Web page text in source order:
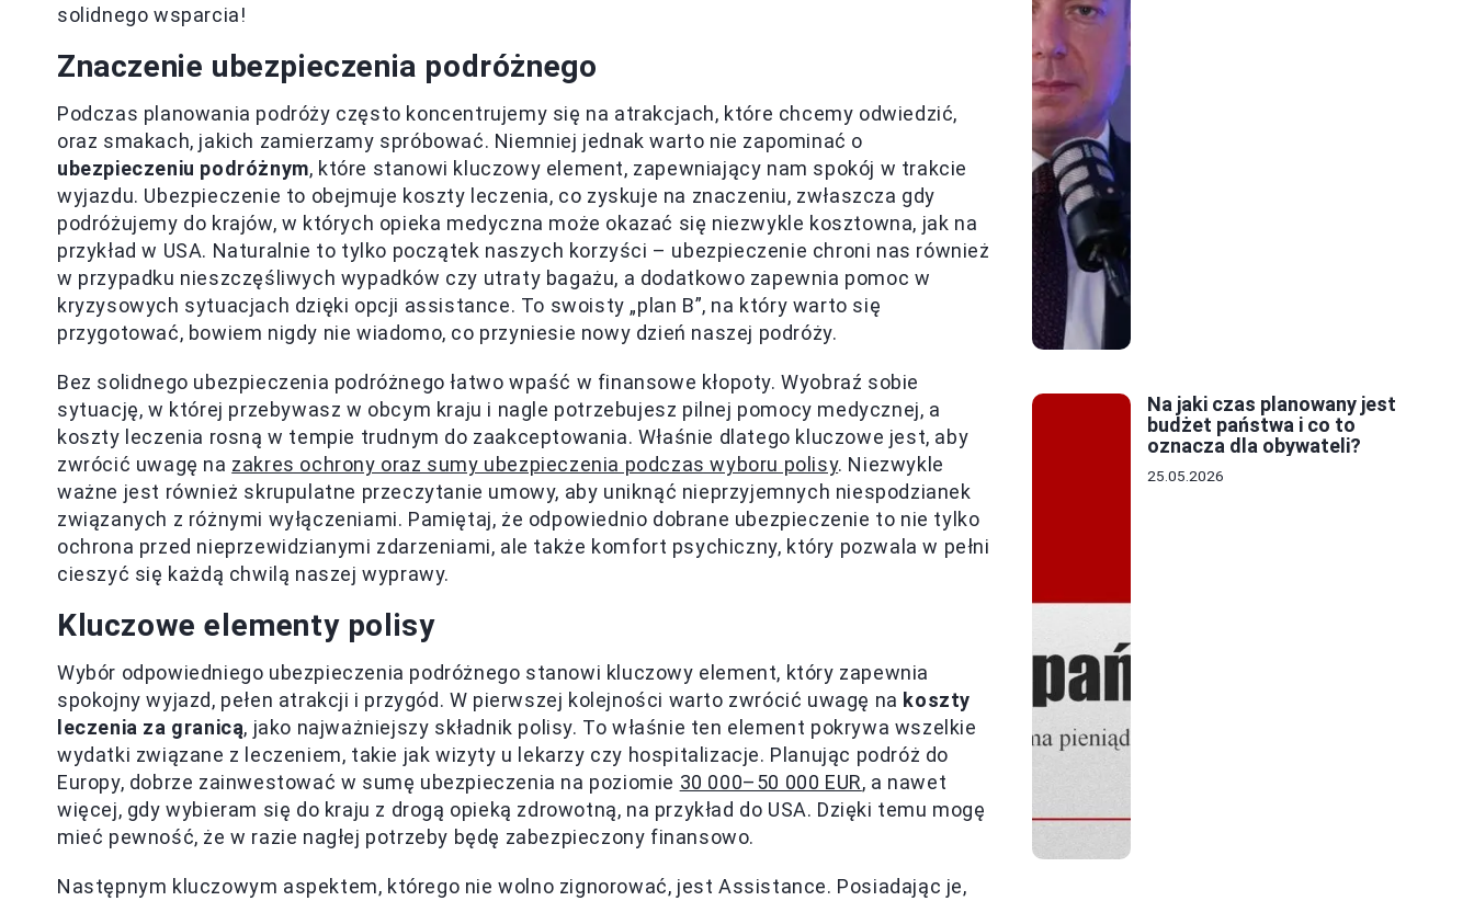
solidnego wsparcia!
Znaczenie ubezpieczenia podróżnego
Podczas planowania podróży często koncentrujemy się na atrakcjach, które chcemy odwiedzić,
oraz smakach, jakich zamierzamy spróbować. Niemniej jednak warto nie zapominać o
ubezpieczeniu podróżnym, które stanowi kluczowy element, zapewniający nam spokój w trakcie
wyjazdu. Ubezpieczenie to obejmuje koszty leczenia, co zyskuje na znaczeniu, zwłaszcza gdy
podróżujemy do krajów, w których opieka medyczna może okazać się niezwykle kosztowna, jak na
przykład w USA. Naturalnie to tylko początek naszych korzyści – ubezpieczenie chroni nas również
w przypadku nieszczęśliwych wypadków czy utraty bagażu, a dodatkowo zapewnia pomoc w
kryzysowych sytuacjach dzięki opcji assistance. To swoisty „plan B”, na który warto się
przygotować, bowiem nigdy nie wiadomo, co przyniesie nowy dzień naszej podróży.
Bez solidnego ubezpieczenia podróżnego łatwo wpaść w finansowe kłopoty. Wyobraź sobie
sytuację, w której przebywasz w obcym kraju i nagle potrzebujesz pilnej pomocy medycznej, a
koszty leczenia rosną w tempie trudnym do zaakceptowania. Właśnie dlatego kluczowe jest, aby
zwrócić uwagę na zakres ochrony oraz sumy ubezpieczenia podczas wyboru polisy. Niezwykle
ważne jest również skrupulatne przeczytanie umowy, aby uniknąć nieprzyjemnych niespodzianek
związanych z różnymi wyłączeniami. Pamiętaj, że odpowiednio dobrane ubezpieczenie to nie tylko
ochrona przed nieprzewidzianymi zdarzeniami, ale także komfort psychiczny, który pozwala w pełni
cieszyć się każdą chwilą naszej wyprawy.
Kluczowe elementy polisy
Wybór odpowiedniego ubezpieczenia podróżnego stanowi kluczowy element, który zapewnia
spokojny wyjazd, pełen atrakcji i przygód. W pierwszej kolejności warto zwrócić uwagę na koszty
leczenia za granicą, jako najważniejszy składnik polisy. To właśnie ten element pokrywa wszelkie
wydatki związane z leczeniem, takie jak wizyty u lekarzy czy hospitalizacje. Planując podróż do
Europy, dobrze zainwestować w sumę ubezpieczenia na poziomie 30 000–50 000 EUR, a nawet
więcej, gdy wybieram się do kraju z drogą opieką zdrowotną, na przykład do USA. Dzięki temu mogę
mieć pewność, że w razie nagłej potrzeby będę zabezpieczony finansowo.
Następnym kluczowym aspektem, którego nie wolno zignorować, jest Assistance. Posiadając je,
Na jaki czas planowany jest
budżet państwa i co to
oznacza dla obywateli?
25.05.2026